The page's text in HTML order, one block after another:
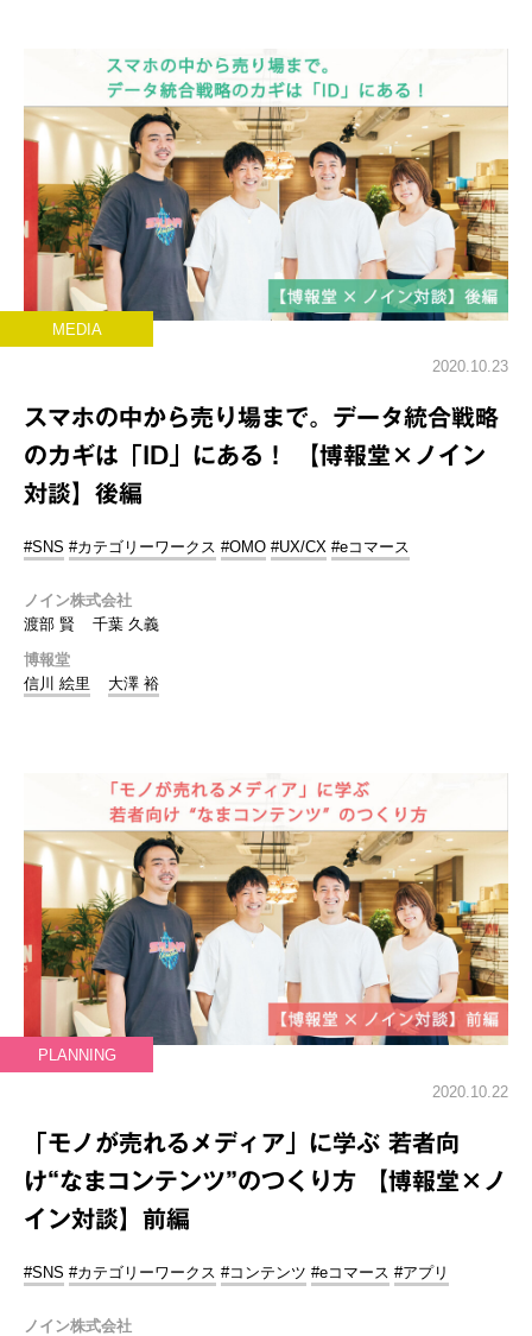
MEDIA
2020.10.23
スマホの中から売り場まで。データ統合戦略
のカギは「ID」にある！ 【博報堂×ノイン
対談】後編
#SNS #カテゴリーワークス #OMO #UX/CX #eコマース
ノイン株式会社
渡部 賢
千葉 久義
博報堂
信川 絵里
大澤 裕
PLANNING
2020.10.22
「モノが売れるメディア」に学ぶ 若者向
け“なまコンテンツ”のつくり方 【博報堂×ノ
イン対談】前編
#SNS #カテゴリーワークス #コンテンツ #eコマース #アプリ
ノイン株式会社